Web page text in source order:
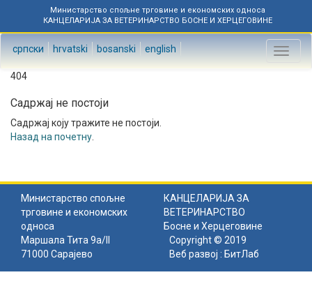
Министарство спољне трговине и економских односа
КАНЦЕЛАРИЈА ЗА ВЕТЕРИНАРСТВО БОСНЕ И ХЕРЦЕГОВИНЕ
српски hrvatski bosanski english
Toggle
404
Садржај не постоји
Садржај коју тражите не постоји.
Назад на почетну
Министарство спољне
трговине и економских
односа
КАНЦЕЛАРИЈА ЗА
ВЕТЕРИНАРСТВО
Босне и Херцеговине
Маршала Тита 9а/II
71000 Сарајево
Copyright © 2019
Веб развој : БитЛаб